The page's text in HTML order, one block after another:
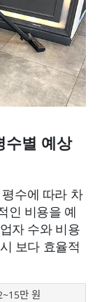
수별 예상
수에 따라 차
인 비용을 예
자 수와 비용
보다 효율적
만 원